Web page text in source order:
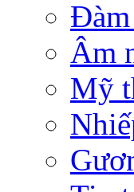
Âm
Mỹ